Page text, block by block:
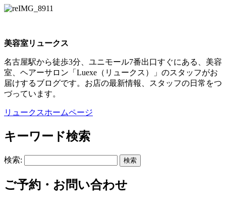
美容室リュークス
名古屋駅から徒歩3分、ユニモール7番出口すぐにある、美容
室、ヘアーサロン「Luexe（リュークス）」のスタッフがお
届けするブログです。お店の最新情報、スタッフの日常をつ
づっています。
リュークスホームページ
キーワード検索
検索:
ご予約・お問い合わせ